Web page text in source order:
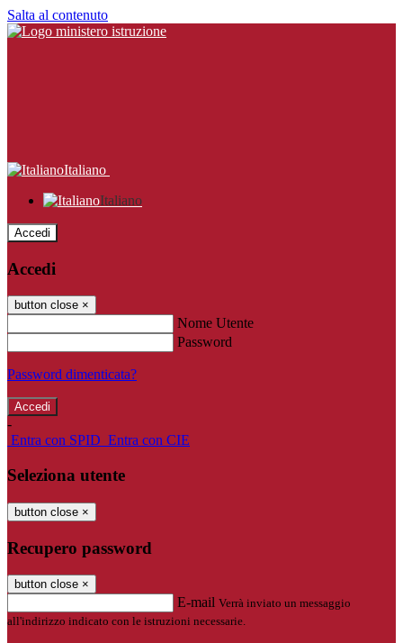
Salta al contenuto
Italiano
Italiano
Accedi
Accedi
button close ×
Nome Utente
Password
Password dimenticata?
-
Entra con SPID Entra con CIE
Seleziona utente
button close ×
Recupero password
button close ×
E-mail Verrà inviato un messaggio
all'indirizzo indicato con le istruzioni necessarie.